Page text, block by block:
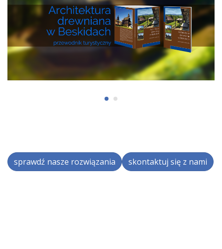
sprawdź nasze rozwiązania skontaktuj się z nami